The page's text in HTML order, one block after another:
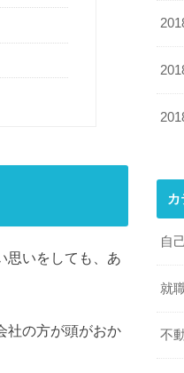
思いをしても、あ
社の方が頭がおか
自
就
不